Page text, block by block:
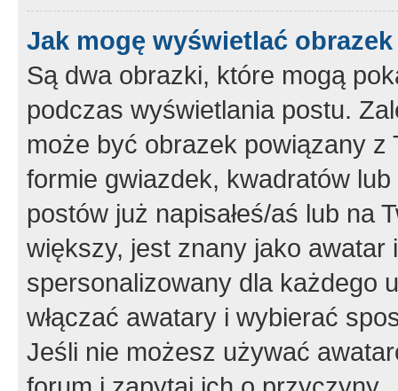
Jak mogę wyświetlać
Są dwa obrazki, które mogą
podczas wyświetlania postu.
może być obrazek powiązany z
formie gwiazdek, kwadratów
postów już napisałeś/aś lub na
większy, jest znany jako
spersonalizowany dla każdego
włączać awatary i wybierać
Jeśli nie możesz używać